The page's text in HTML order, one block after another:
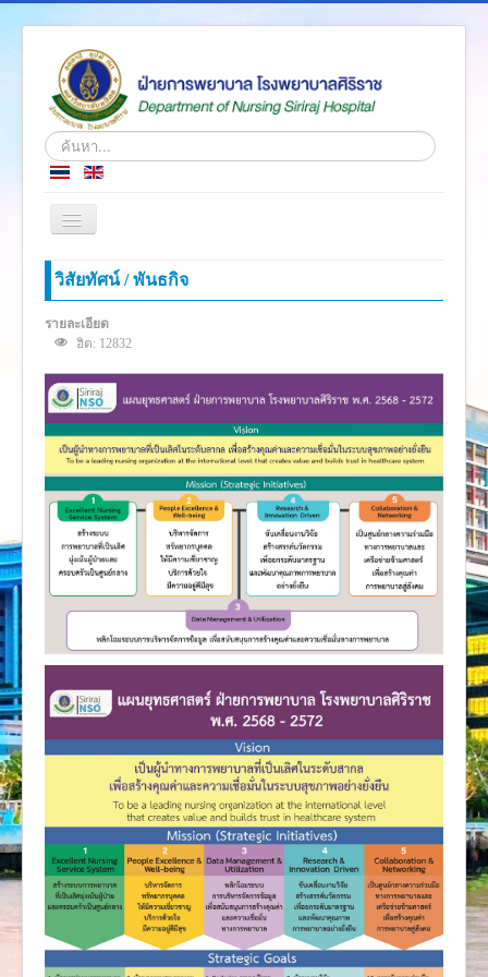
ค้นหา...
สลับ
เก
ชั่น
หน้าแรก
เกี่ยวกับเรา
โครงสร้างองค์กร
ความรู้สู่ประชาชน
ตำราวิชาการ
งานวิจัย
คู่มือการพยาบาล
งานวิเคราะห์/สังเคราะห์
เอกสารประกอบการสอน
นวัตกรรม
Link Intranet
คำถาม/ร้องเรียน
วิสัยทัศน์ / พันธกิจ
รายละเอียด
ฮิต: 12832